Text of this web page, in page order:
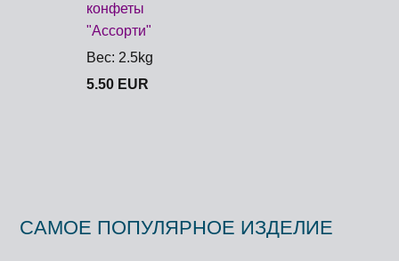
конфеты
"Aссорти"
Вес: 2.5kg
5.50 EUR
САМОЕ ПОПУЛЯРНОЕ ИЗДЕЛИЕ